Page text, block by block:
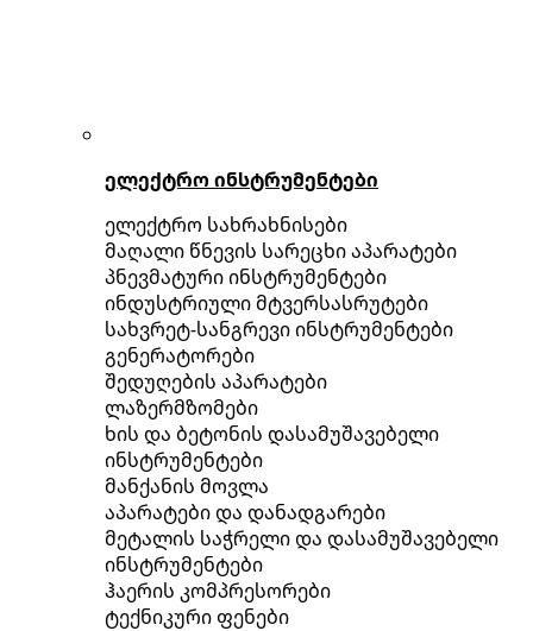
ელექტრო ინსტრუმენტები
ელექტრო სახრახნისები
მაღალი წნევის სარეცხი აპარატები
პნევმატური ინსტრუმენტები
ინდუსტრიული მტვერსასრუტები
სახვრეტ-სანგრევი ინსტრუმენტები
გენერატორები
შედუღების აპარატები
ლაზერმზომები
ხის და ბეტონის დასამუშავებელი
ინსტრუმენტები
მანქანის მოვლა
აპარატები და დანადგარები
მეტალის საჭრელი და დასამუშავებელი
ინსტრუმენტები
ჰაერის კომპრესორები
ტექნიკური ფენები